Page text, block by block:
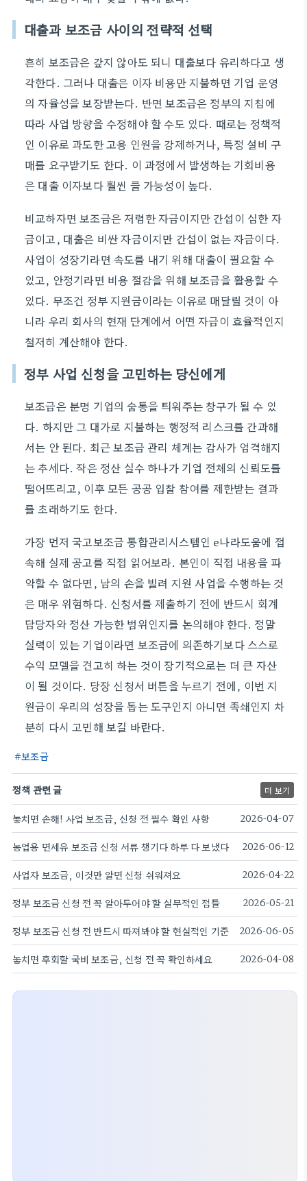
대출과 보조금 사이의 전략적 선택
흔히 보조금은 갚지 않아도 되니 대출보다 유리하다고 생
각한다. 그러나 대출은 이자 비용만 지불하면 기업 운영
의 자율성을 보장받는다. 반면 보조금은 정부의 지침에
따라 사업 방향을 수정해야 할 수도 있다. 때로는 정책적
인 이유로 과도한 고용 인원을 강제하거나, 특정 설비 구
매를 요구받기도 한다. 이 과정에서 발생하는 기회비용
은 대출 이자보다 훨씬 클 가능성이 높다.
비교하자면 보조금은 저렴한 자금이지만 간섭이 심한 자
금이고, 대출은 비싼 자금이지만 간섭이 없는 자금이다.
사업이 성장기라면 속도를 내기 위해 대출이 필요할 수
있고, 안정기라면 비용 절감을 위해 보조금을 활용할 수
있다. 무조건 정부 지원금이라는 이유로 매달릴 것이 아
니라 우리 회사의 현재 단계에서 어떤 자금이 효율적인지
철저히 계산해야 한다.
정부 사업 신청을 고민하는 당신에게
보조금은 분명 기업의 숨통을 틔워주는 창구가 될 수 있
다. 하지만 그 대가로 지불하는 행정적 리스크를 간과해
서는 안 된다. 최근 보조금 관리 체계는 감사가 엄격해지
는 추세다. 작은 정산 실수 하나가 기업 전체의 신뢰도를
떨어뜨리고, 이후 모든 공공 입찰 참여를 제한받는 결과
를 초래하기도 한다.
가장 먼저 국고보조금 통합관리시스템인 e나라도움에 접
속해 실제 공고를 직접 읽어보라. 본인이 직접 내용을 파
악할 수 없다면, 남의 손을 빌려 지원 사업을 수행하는 것
은 매우 위험하다. 신청서를 제출하기 전에 반드시 회계
담당자와 정산 가능한 범위인지를 논의해야 한다. 정말
실력이 있는 기업이라면 보조금에 의존하기보다 스스로
수익 모델을 견고히 하는 것이 장기적으로는 더 큰 자산
이 될 것이다. 당장 신청서 버튼을 누르기 전에, 이번 지
원금이 우리의 성장을 돕는 도구인지 아니면 족쇄인지 차
분히 다시 고민해 보길 바란다.
보조금
정책 관련 글 더 보기
놓치면 손해! 사업 보조금, 신청 전 필수 확인 사항 2026-04-07
농업용 면세유 보조금 신청 서류 챙기다 하루 다 보냈다 2026-06-12
사업자 보조금, 이것만 알면 신청 쉬워져요 2026-04-22
정부 보조금 신청 전 꼭 알아두어야 할 실무적인 점들 2026-05-21
정부 보조금 신청 전 반드시 따져봐야 할 현실적인 기준 2026-06-05
놓치면 후회할 국비 보조금, 신청 전 꼭 확인하세요 2026-04-08